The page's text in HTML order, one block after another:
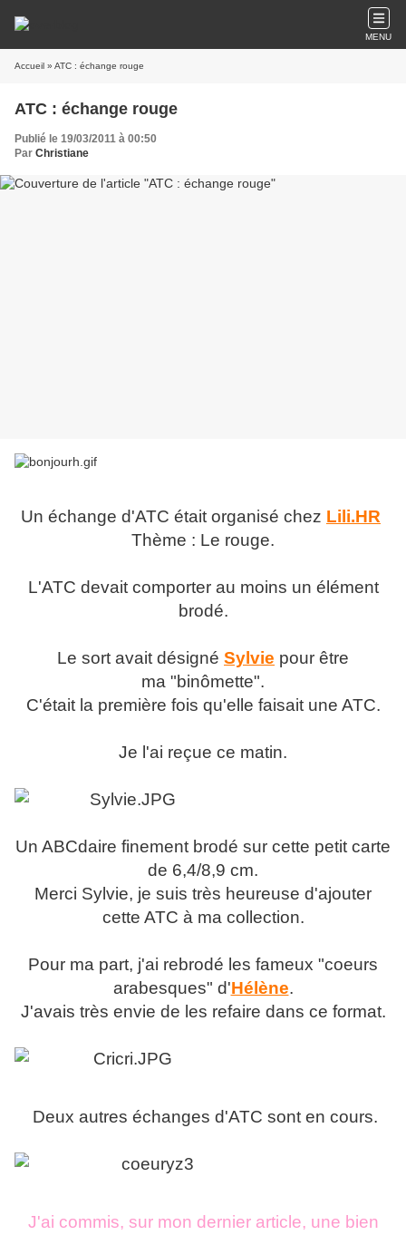
MENU
Accueil » ATC : échange rouge
ATC : échange rouge
Publié le 19/03/2011 à 00:50
Par Christiane
Un échange d'ATC était organisé chez Lili.HR
Thème : Le rouge.
L'ATC devait comporter au moins un élément
brodé.
Le sort avait désigné Sylvie pour être
ma "binômette".
C'était la première fois qu'elle faisait une ATC.
Je l'ai reçue ce matin.
Un ABCdaire finement brodé sur cette petit carte
de 6,4/8,9 cm.
Merci Sylvie, je suis très heureuse d'ajouter
cette ATC à ma collection.
Pour ma part, j'ai rebrodé les fameux "coeurs
arabesques" d'Hélène.
J'avais très envie de les refaire dans ce format.
Deux autres échanges d'ATC sont en cours.
J'ai commis, sur mon dernier article, une bien